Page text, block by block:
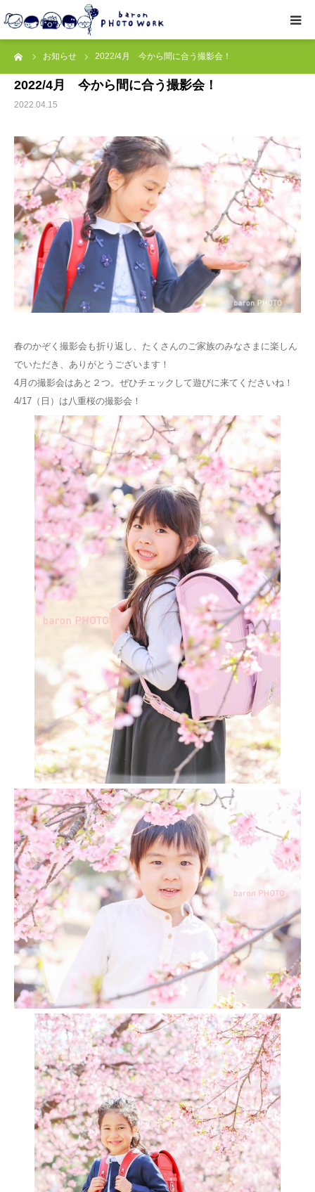
お知らせ 2022/4月 今から間に合う撮影会！
2022/4月 今から間に合う撮影会！
2022.04.15
春のかぞく撮影会も折り返し、たくさんのご家族のみなさまに楽しん
でいただき、ありがとうございます！
4月の撮影会はあと２つ。ぜひチェックして遊びに来てくださいね！
4/17（日）は八重桜の撮影会！
撮影プラン
私たちについて
オプション
● お写真とご感想
レッスン/撮影会
取材・企業・オーナーさま
ご予約
Q&A